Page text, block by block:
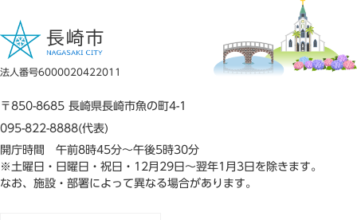
法人番号6000020422011
〒850-8685 長崎県長崎市魚の町4-1
095-822-8888(代表)
開庁時間 午前8時45分～午後5時30分
※土曜日・日曜日・祝日・12月29日～翌年1月3日を除きます。
なお、施設・部署によって異なる場合があります。